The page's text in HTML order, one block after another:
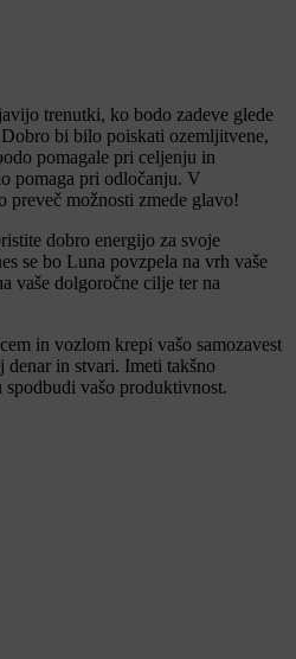
trenutki, ko bodo zadeve glede
bi bilo poiskati ozemljitvene,
pomagale pri celjenju in
pomaga pri odločanju. V
preveč možnosti zmede glavo!
dobro energijo za svoje
se bo Luna povzpela na vrh vaše
vaše dolgoročne cilje ter na
in vozlom krepi vašo samozavest
denar in stvari. Imeti takšno
vašo produktivnost.